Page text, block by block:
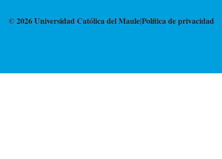
© 2026 Universidad Católica del Maule|Política de privacidad